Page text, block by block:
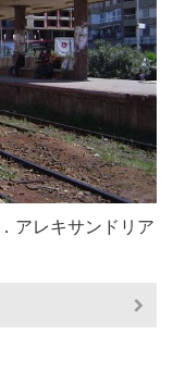
アレキサンドリア